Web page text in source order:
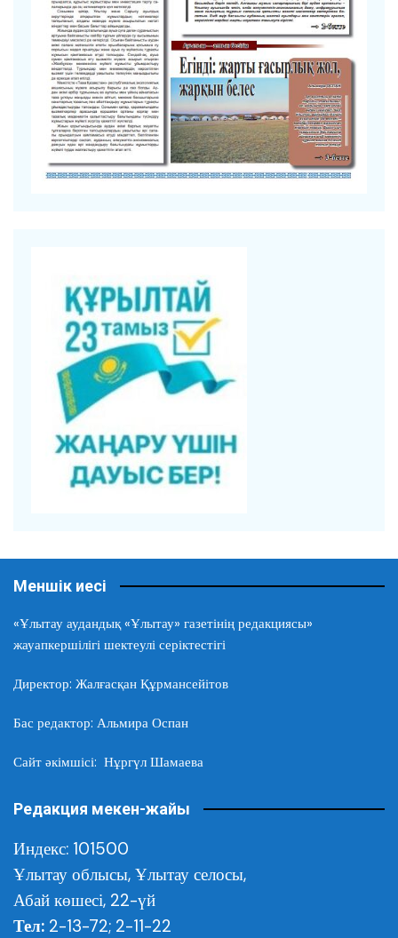
Меншік иесі
«Ұлытау аудандық «Ұлытау» газетінің редакциясы»
жауапкершілігі шектеулі серіктестігі
Директор: Жалғасқан Құрмансейітов
Бас редактор: Альмира Оспан
Сайт әкімшісі: Нұргүл Шамаева
Редакция мекен-жайы
Индекс: 101500
Ұлытау облысы, Ұлытау селосы,
Абай көшесі, 22-үй
Тел: 2-13-72; 2-11-22